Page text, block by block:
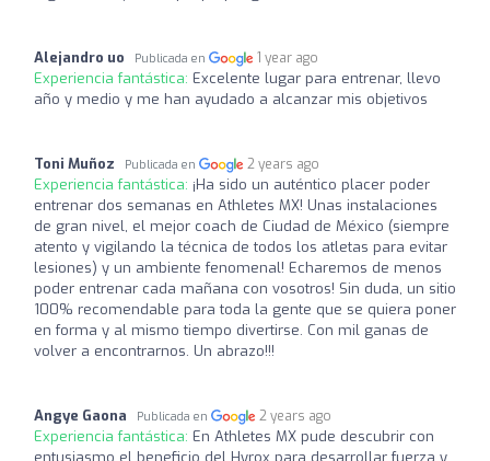
Alejandro uo Publicada en 1 year ago
Experiencia fantástica: Excelente lugar para entrenar, llevo
año y medio y me han ayudado a alcanzar mis objetivos
Toni Muñoz Publicada en 2 years ago
Experiencia fantástica: ¡Ha sido un auténtico placer poder
entrenar dos semanas en Athletes MX! Unas instalaciones
de gran nivel, el mejor coach de Ciudad de México (siempre
atento y vigilando la técnica de todos los atletas para evitar
lesiones) y un ambiente fenomenal! Echaremos de menos
poder entrenar cada mañana con vosotros! Sin duda, un sitio
100% recomendable para toda la gente que se quiera poner
en forma y al mismo tiempo divertirse. Con mil ganas de
volver a encontrarnos. Un abrazo!!!
Angye Gaona Publicada en 2 years ago
Experiencia fantástica: En Athletes MX pude descubrir con
entusiasmo el beneficio del Hyrox para desarrollar fuerza y